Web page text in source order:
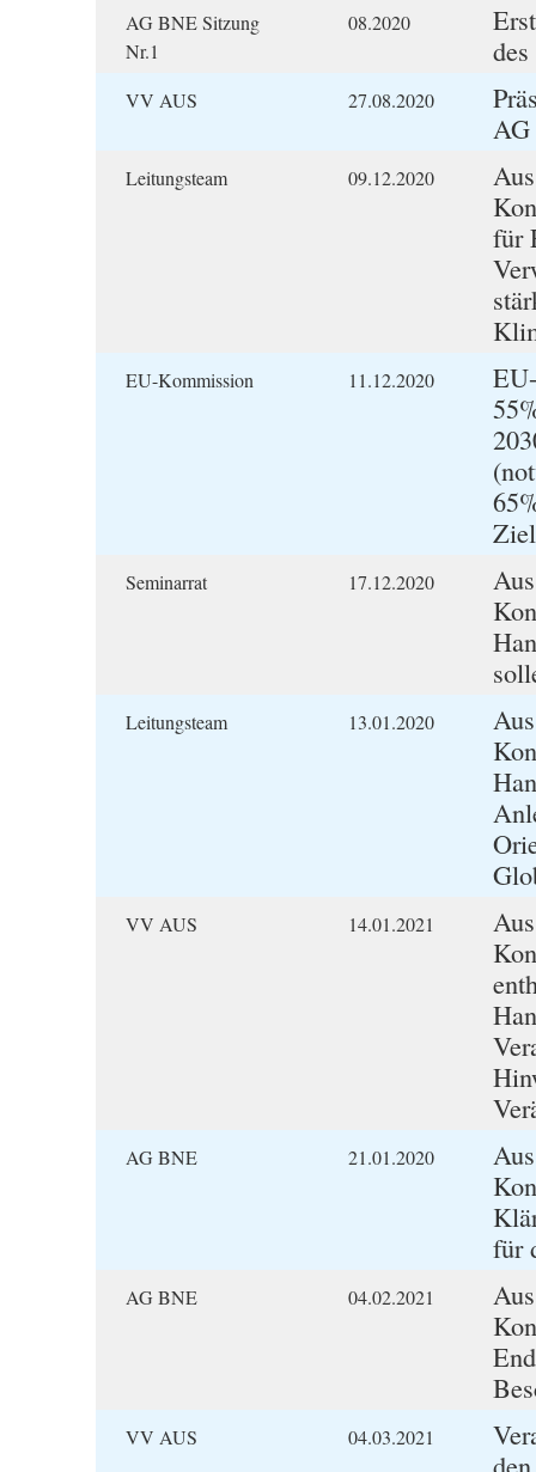
AG BNE Sitzung
Nr.1
08.2020
VV AUS 27.08.2020
AG
Leitungsteam 09.12.2020
für
EU-Kommission 11.12.2020
Seminarrat 17.12.2020
Leitungsteam 13.01.2020
VV AUS 14.01.2021
AG BNE 21.01.2020
für
AG BNE 04.02.2021
VV AUS 04.03.2021